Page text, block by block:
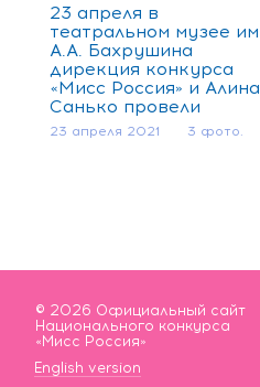
23 апреля в
театральном музее им
А.А. Бахрушина
дирекция конкурса
«Мисс Россия» и Алина
Санько провели
благотворительное
мероприятие для
23 апреля 2021 3 фото.
© 2026 Официальный сайт
Национального конкурса
«Мисс Россия»
English version